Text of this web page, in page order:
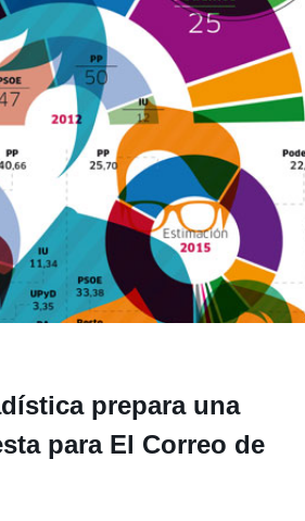
prepara una
para El Correo de